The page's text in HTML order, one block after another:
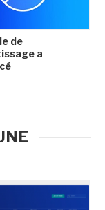
de
a